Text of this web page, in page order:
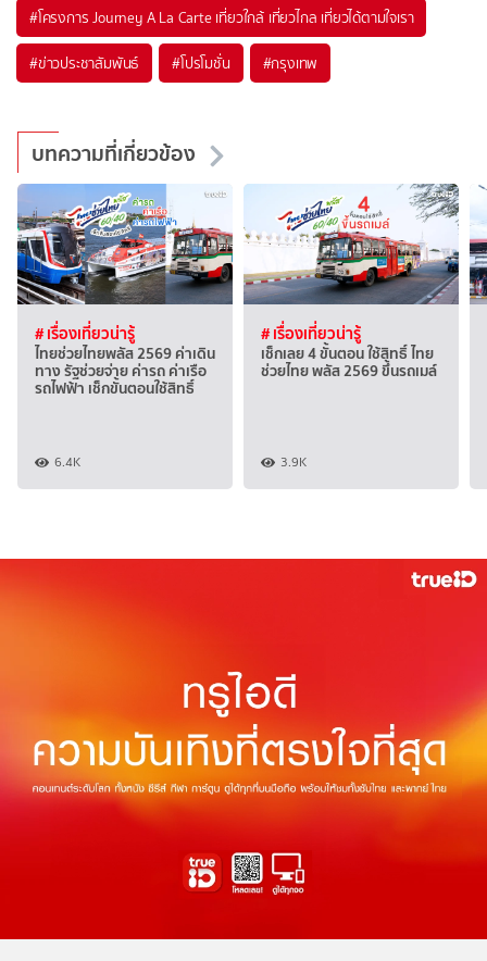
#โครงการ Journey A La Carte เที่ยวใกล้ เที่ยวไกล เที่ยวได้ตามใจเรา
#ข่าวประชาสัมพันธ์ #โปรโมชั่น #กรุงเทพ
บทความที่เกี่ยวข้อง
# เรื่องเที่ยวน่ารู้
ไทยช่วยไทยพลัส 2569 ค่าเดิน
ทาง รัฐช่วยจ่าย ค่ารถ ค่าเรือ
รถไฟฟ้า เช็กขั้นตอนใช้สิทธิ์
6.4K
# เรื่องเที่ยวน่ารู้
เช็กเลย 4 ขั้นตอน ใช้สิทธิ์ ไทย
ช่วยไทย พลัส 2569 ขึ้นรถเมล์
3.9K